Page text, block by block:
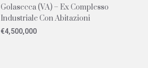
Golasecca (VA) – Ex Complesso
Industriale Con Abitazioni
€4,500,000